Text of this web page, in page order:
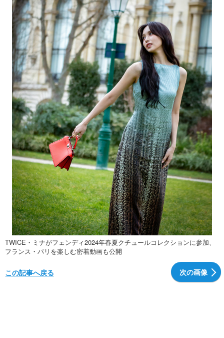
TWICE・ミナがフェンディ2024年春夏クチュールコレクションに参加、
フランス・パリを楽しむ密着動画も公開
次の画像
この記事へ戻る